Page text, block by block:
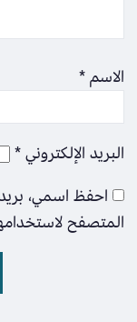
الاسم*
البريد الإلكتروني*
احفظ اسمي،
المتصفح